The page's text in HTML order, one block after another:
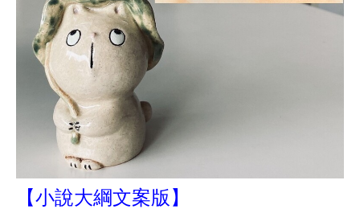
【小說大綱文案版】